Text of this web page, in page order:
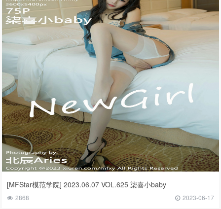
[MFStar模范学院] 2023.06.07 VOL.625 柒喜小baby
2868 2023-06-17